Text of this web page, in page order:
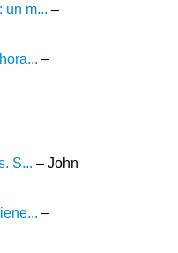
un m... –
–
S... – John
–